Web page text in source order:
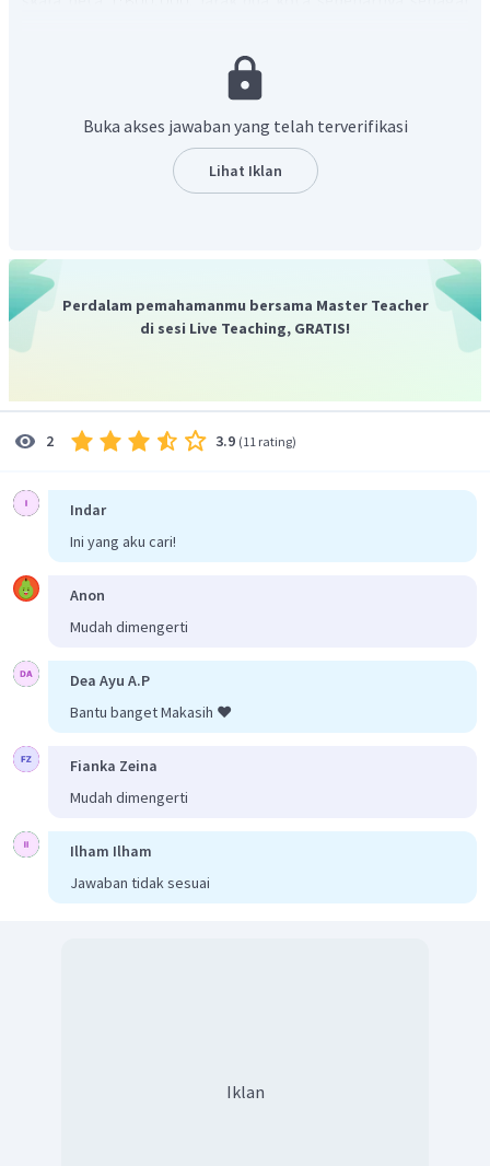
=
=
=
=
=
12.000.000 cm
120
Dengan demikian, jarak dua kota sebenarnya adalah
Buka akses jawaban yang telah terverifikasi
Lihat Iklan
Perdalam pemahamanmu bersama Master Teacher
di sesi Live Teaching, GRATIS!
2 3.9 (11 rating)
Indar
Ini yang aku cari!
Anon
Mudah dimengerti
Dea Ayu A.P
Bantu banget Makasih ❤️
Fianka Zeina
Mudah dimengerti
Ilham Ilham
Jawaban tidak sesuai
Iklan